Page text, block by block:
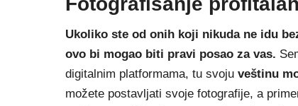
Ukoliko ste od onih koji nikuda ne idu
ovo bi mogao biti pravi posao za vas.
digitalnim platformama, tu svoju veštinu
možete postavljati svoje fotografije, a